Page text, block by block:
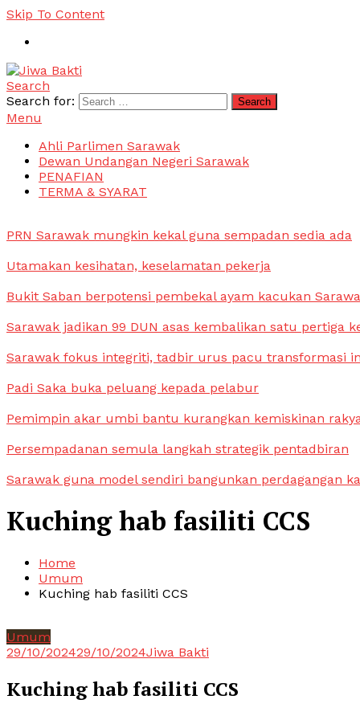
Skip To Content
Jiwa Bakti
Suara PBB Sarawak
Search
Search for:
Menu
Ahli Parlimen Sarawak
Dewan Undangan Negeri Sarawak
PENAFIAN
TERMA & SYARAT
PRN Sarawak mungkin kekal guna sempadan sedia ada
Utamakan kesihatan, keselamatan pekerja
Bukit Saban berpotensi pembekal ayam kacukan
Sarawak jadikan 99 DUN asas kembalikan satu pertiga
Sarawak fokus integriti, tadbir urus pacu transformasi
Padi Saka buka peluang kepada pelabur
Pemimpin akar umbi bantu kurangkan kemiskinan
Persempadanan semula langkah strategik pentadbiran
Sarawak guna model sendiri bangunkan perdagangan
Kuching hab fasiliti CCS
Home
Umum
Kuching hab fasiliti CCS
Umum
29/10/202429/10/2024Jiwa Bakti
Kuching hab fasiliti CCS